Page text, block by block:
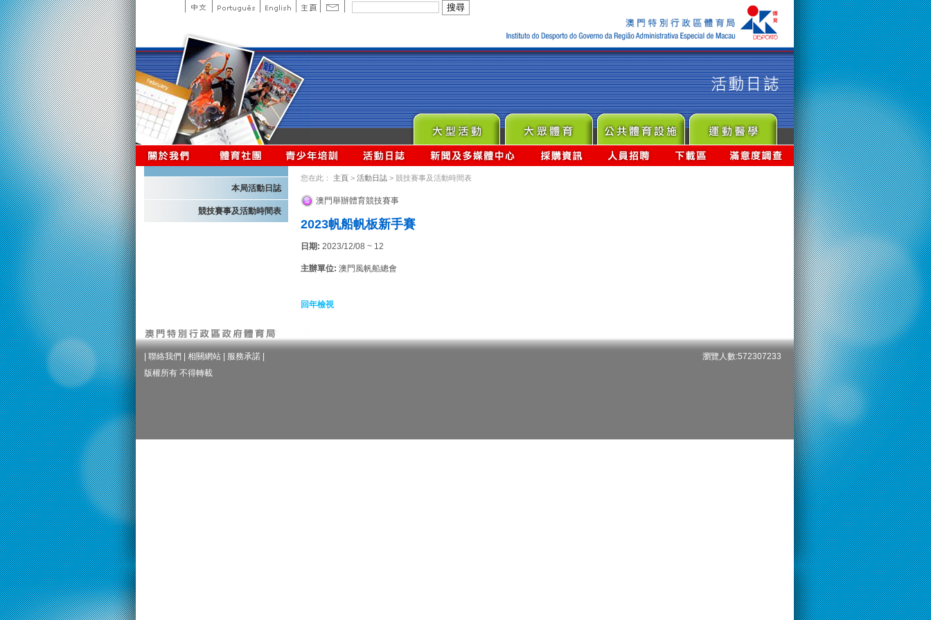
本局活動日誌
競技賽事及活動時間表
您在此： 主頁 > 活動日誌 > 競技賽事及活動時間表
澳門舉辦體育競技賽事
2023帆船帆板新手賽
日期: 2023/12/08 ~ 12
主辦單位: 澳門風帆船總會
回年檢視
聯絡我們 相關網站 服務承諾
版權所有 不得轉載
瀏覽人數:572307233